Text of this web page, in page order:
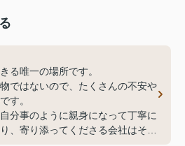
る唯一の場所です。
ではないので、たくさんの不安や
す。
分事のように親身になって丁寧に
、寄り添ってくださる会社はそう